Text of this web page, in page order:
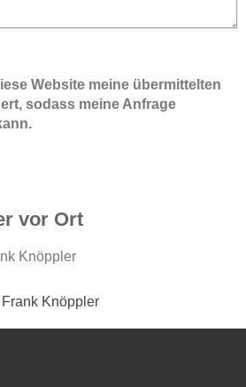
Website meine übermittelten
sodass meine Anfrage
vor Ort
Knöppler